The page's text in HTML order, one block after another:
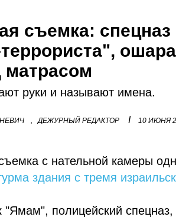
съемка:
матрасом
руки и называют имена.
, ДЕЖУРНЫЙ РЕДАКТОР I 10 ИЮНЯ
с нательной камеры
здания с тремя
полицейский